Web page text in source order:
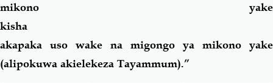
mikono yake
akapaka uso wake na migongo ya mikono yake
(alipokuwa akielekeza Tayammum).”